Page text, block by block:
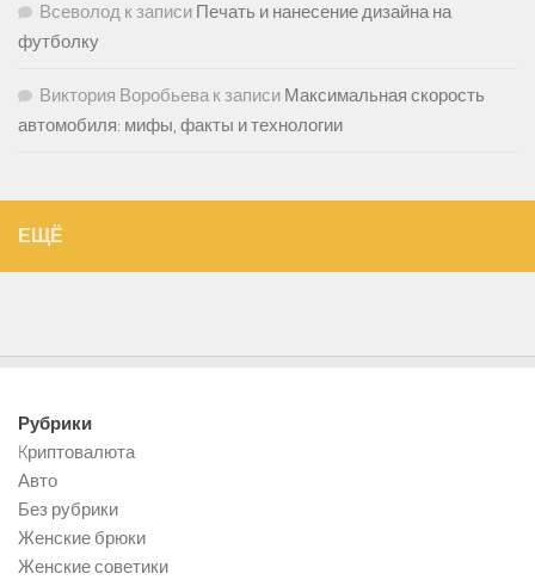
Всеволод к записи Печать и нанесение дизайна на
футболку
Виктория Воробьевак записи Максимальная скорость
автомобиля: мифы, факты и технологии
ЕЩЁ
Рубрики
Kриптовалюта
Авто
Без рубрики
Женские брюки
Женские советики